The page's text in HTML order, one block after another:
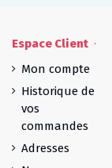
Espace Client
Mon compte
Historique de
vos
commandes
Adresses